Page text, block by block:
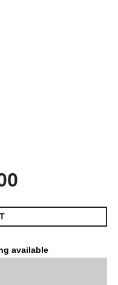
available